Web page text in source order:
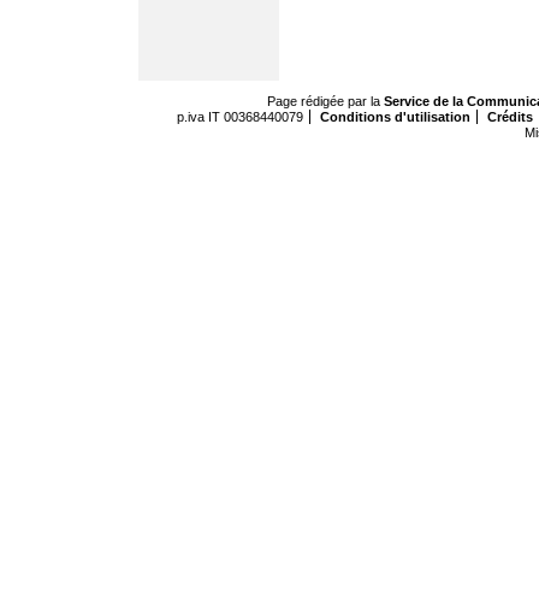
Page rédigée par la Service de la
p.iva IT 00368440079
Conditions d'utilisation
Crédits